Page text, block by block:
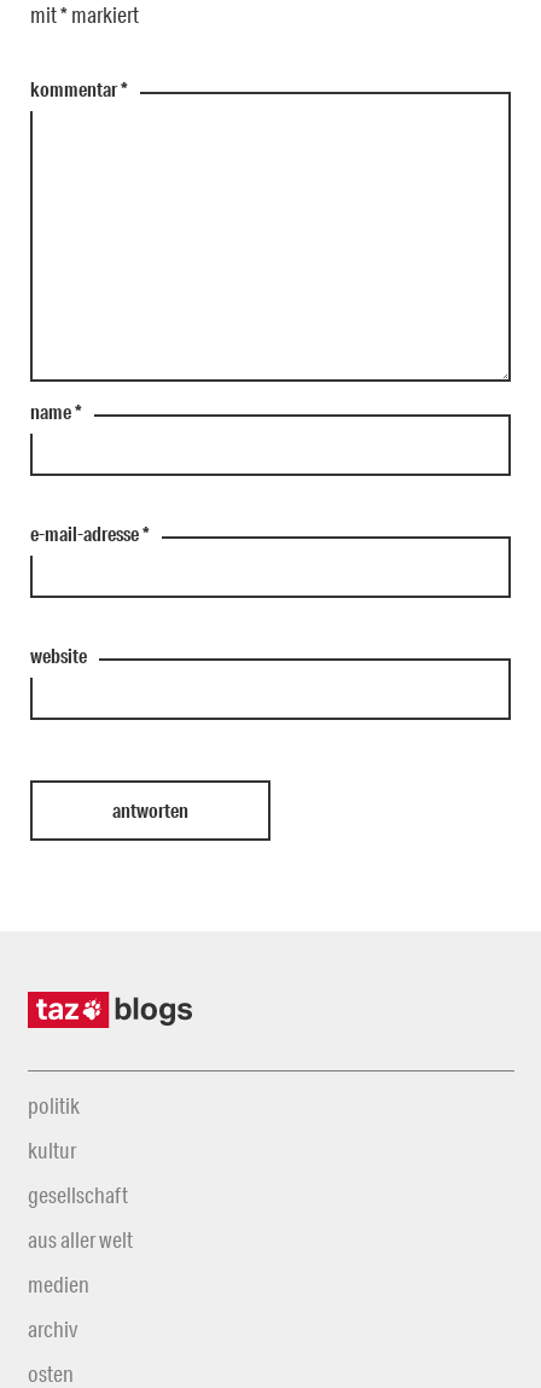
mit*markiert
kommentar*
name*
e-mail-adresse*
website
politik
kultur
gesellschaft
aus aller welt
medien
archiv
osten